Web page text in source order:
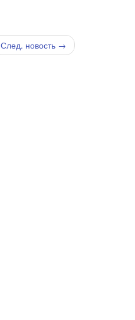
След. новость →